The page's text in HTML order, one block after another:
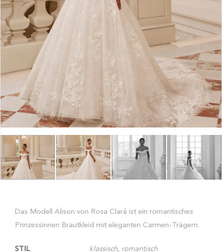
Das Modell Alison von Rosa Clará ist ein romantisches
Prinzessinnen Brautkleid mit eleganten Carmen-Trägern.
STIL klassisch, romantisch